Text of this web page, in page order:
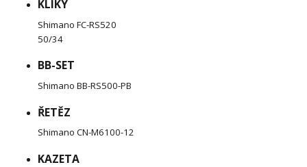
KLIKY
Shimano FC-RS520
50/34
BB-SET
Shimano BB-RS500-PB
ŘETĚZ
Shimano CN-M6100-12
KAZETA